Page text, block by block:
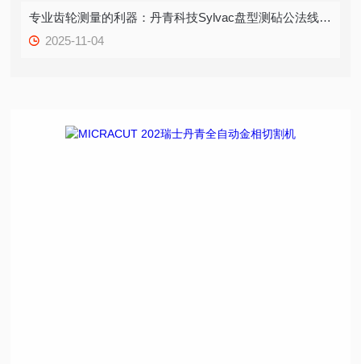
专业齿轮测量的利器：丹青科技Sylvac盘型测砧公法线千分尺
2025-11-04